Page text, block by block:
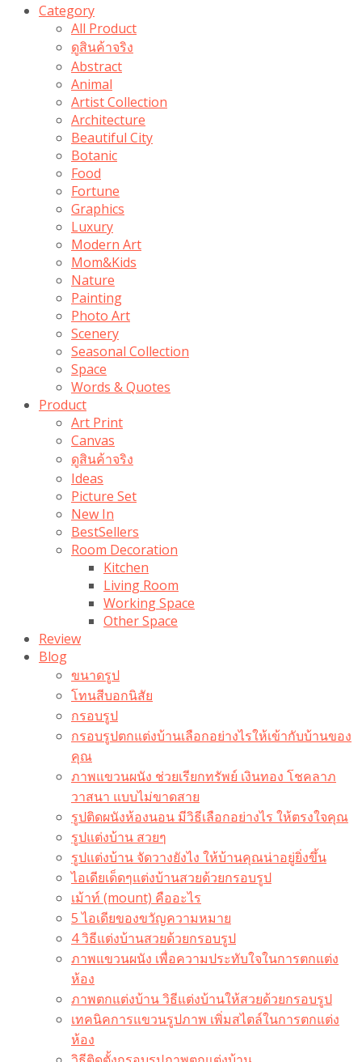
Category
All Product
ดูสินค้าจริง
Abstract
Animal
Artist Collection
Architecture
Beautiful City
Botanic
Food
Fortune
Graphics
Luxury
Modern Art
Mom&Kids
Nature
Painting
Photo Art
Scenery
Seasonal Collection
Space
Words & Quotes
Product
Art Print
Canvas
ดูสินค้าจริง
Ideas
Picture Set
New In
BestSellers
Room Decoration
Kitchen
Living Room
Working Space
Other Space
Review
Blog
ขนาดรูป
โทนสีบอกนิสัย
กรอบรูป
กรอบรูปตกแต่งบ้านเลือกอย่างไรให้เข้ากับบ้านของ
คุณ
ภาพแขวนผนัง ช่วยเรียกทรัพย์ เงินทอง โชคลาภ
วาสนา แบบไม่ขาดสาย
รูปติดผนังห้องนอน มีวิธีเลือกอย่างไร ให้ตรงใจคุณ
รูปแต่งบ้าน สวยๆ
รูปแต่งบ้าน จัดวางยังไง ให้บ้านคุณน่าอยู่ยิ่งขึ้น
ไอเดียเด็ดๆแต่งบ้านสวยด้วยกรอบรูป
เม้าท์ (mount) คืออะไร​
5 ไอเดียของขวัญความหมาย
4 วิธีแต่งบ้านสวยด้วยกรอบรูป
ภาพแขวนผนัง เพื่อความประทับใจในการตกแต่ง
ห้อง
ภาพตกแต่งบ้าน วิธีแต่งบ้านให้สวยด้วยกรอบรูป
เทคนิคการแขวนรูปภาพ เพิ่มสไตล์ในการตกแต่ง
ห้อง